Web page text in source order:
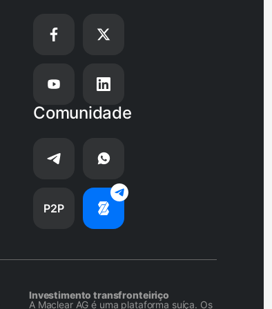
Comunidade
P2P
Investimento transfronteiriço
A Maclear AG é uma plataforma suíça. Os